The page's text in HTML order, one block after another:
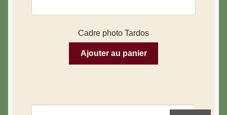
Cadre photo Tardos
Ajouter au panier